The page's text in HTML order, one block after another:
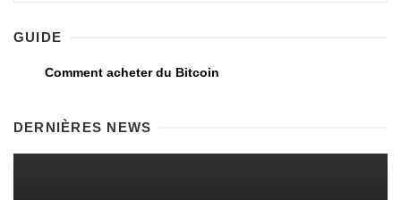
GUIDE
Comment acheter du Bitcoin
DERNIÈRES NEWS